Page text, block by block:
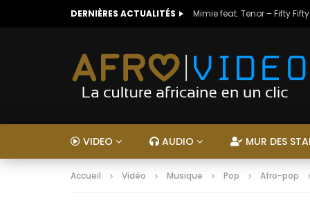
DERNIÈRES ACTUALITÉS Mimie feat. Tenor – Fifty Fifty
VIDEO AUDIO MUR DES
Accueil Vidéo Musique Pop Afro-pop